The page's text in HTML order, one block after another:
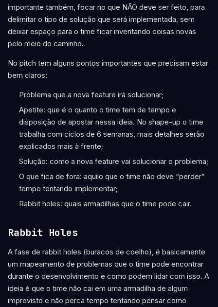
importante também, focar no que NÃO deve ser feito, para
delimitar o tipo de solução que será implementada, sem
deixar espaço para o time ficar inventando coisas novas
pelo meio do caminho.
No pitch tem alguns pontos importantes que precisam estar
bem claros:
Problema que a nova feature irá solucionar;
Apetite: que é o quanto o time tem de tempo e
disposição de apostar nessa ideia. No shape-up o time
trabalha com ciclos de 6 semanas, mais detalhes serão
explicados mais à frente;
Solução: como a nova feature vai solucionar o problema;
O que fica de fora: aquilo que o time não deve “perder”
tempo tentando implementar;
Rabbit holes: quais armadilhas que o time pode cair.
Rabbit Holes
A fase de rabbit holes (buracos de coelho), é basicamente
um mapeamento de problemas que o time pode encontrar
durante o desenvolvimento e como podem lidar com isso. A
ideia é que o time não cai em uma armadilha de algum
imprevisto e não perca tempo tentando pensar como